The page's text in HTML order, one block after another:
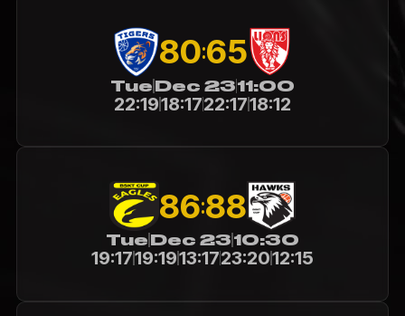
80:65
TueDec 2311:00
22:1918:1722:1718:12
86:88
TueDec 2310:30
19:1719:1913:1723:2012:15